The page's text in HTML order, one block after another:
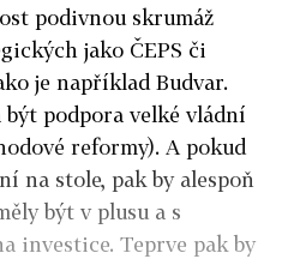
podivnou skrumáž
jako ČEPS či
je například Budvar.
podpora velké vládní
reformy). A pokud
na stole, pak by alespoň
být v plusu a s
investice. Teprve pak by